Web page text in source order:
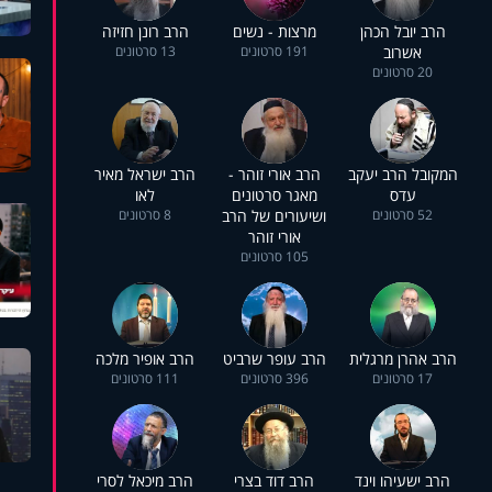
הרב יובל הכהן
אשרוב
20 סרטונים
מרצות - נשים
191 סרטונים
הרב רונן חזיזה
13 סרטונים
המקובל הרב יעקב
עדס
52 סרטונים
הרב אורי זוהר -
מאגר סרטונים
ושיעורים של הרב
אורי זוהר
105 סרטונים
הרב ישראל מאיר
לאו
8 סרטונים
הרב אהרן מרגלית
17 סרטונים
הרב עופר שרביט
396 סרטונים
הרב אופיר מלכה
111 סרטונים
הרב ישעיהו וינד הרב דוד בצרי הרב מיכאל לסרי